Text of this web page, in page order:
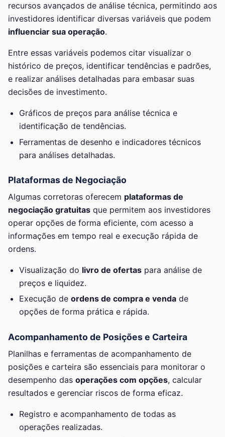
recursos avançados de análise técnica, permitindo aos
investidores identificar diversas variáveis que podem
influenciar sua operação.
Entre essas variáveis podemos citar visualizar o
histórico de preços, identificar tendências e padrões,
e realizar análises detalhadas para embasar suas
decisões de investimento.
Gráficos de preços para análise técnica e
identificação de tendências.
Ferramentas de desenho e indicadores técnicos
para análises detalhadas.
Plataformas de Negociação
Algumas corretoras oferecem plataformas de
negociação gratuitas que permitem aos investidores
operar opções de forma eficiente, com acesso a
informações em tempo real e execução rápida de
ordens.
Visualização do livro de ofertas para análise de
preços e liquidez.
Execução deordens de compra e venda de
opções de forma prática e rápida.
Acompanhamento de Posições e Carteira
Planilhas e ferramentas de acompanhamento de
posições e carteira são essenciais para monitorar o
desempenho das operações com opções, calcular
resultados e gerenciar riscos de forma eficaz.
Registro e acompanhamento de todas as
operações realizadas.